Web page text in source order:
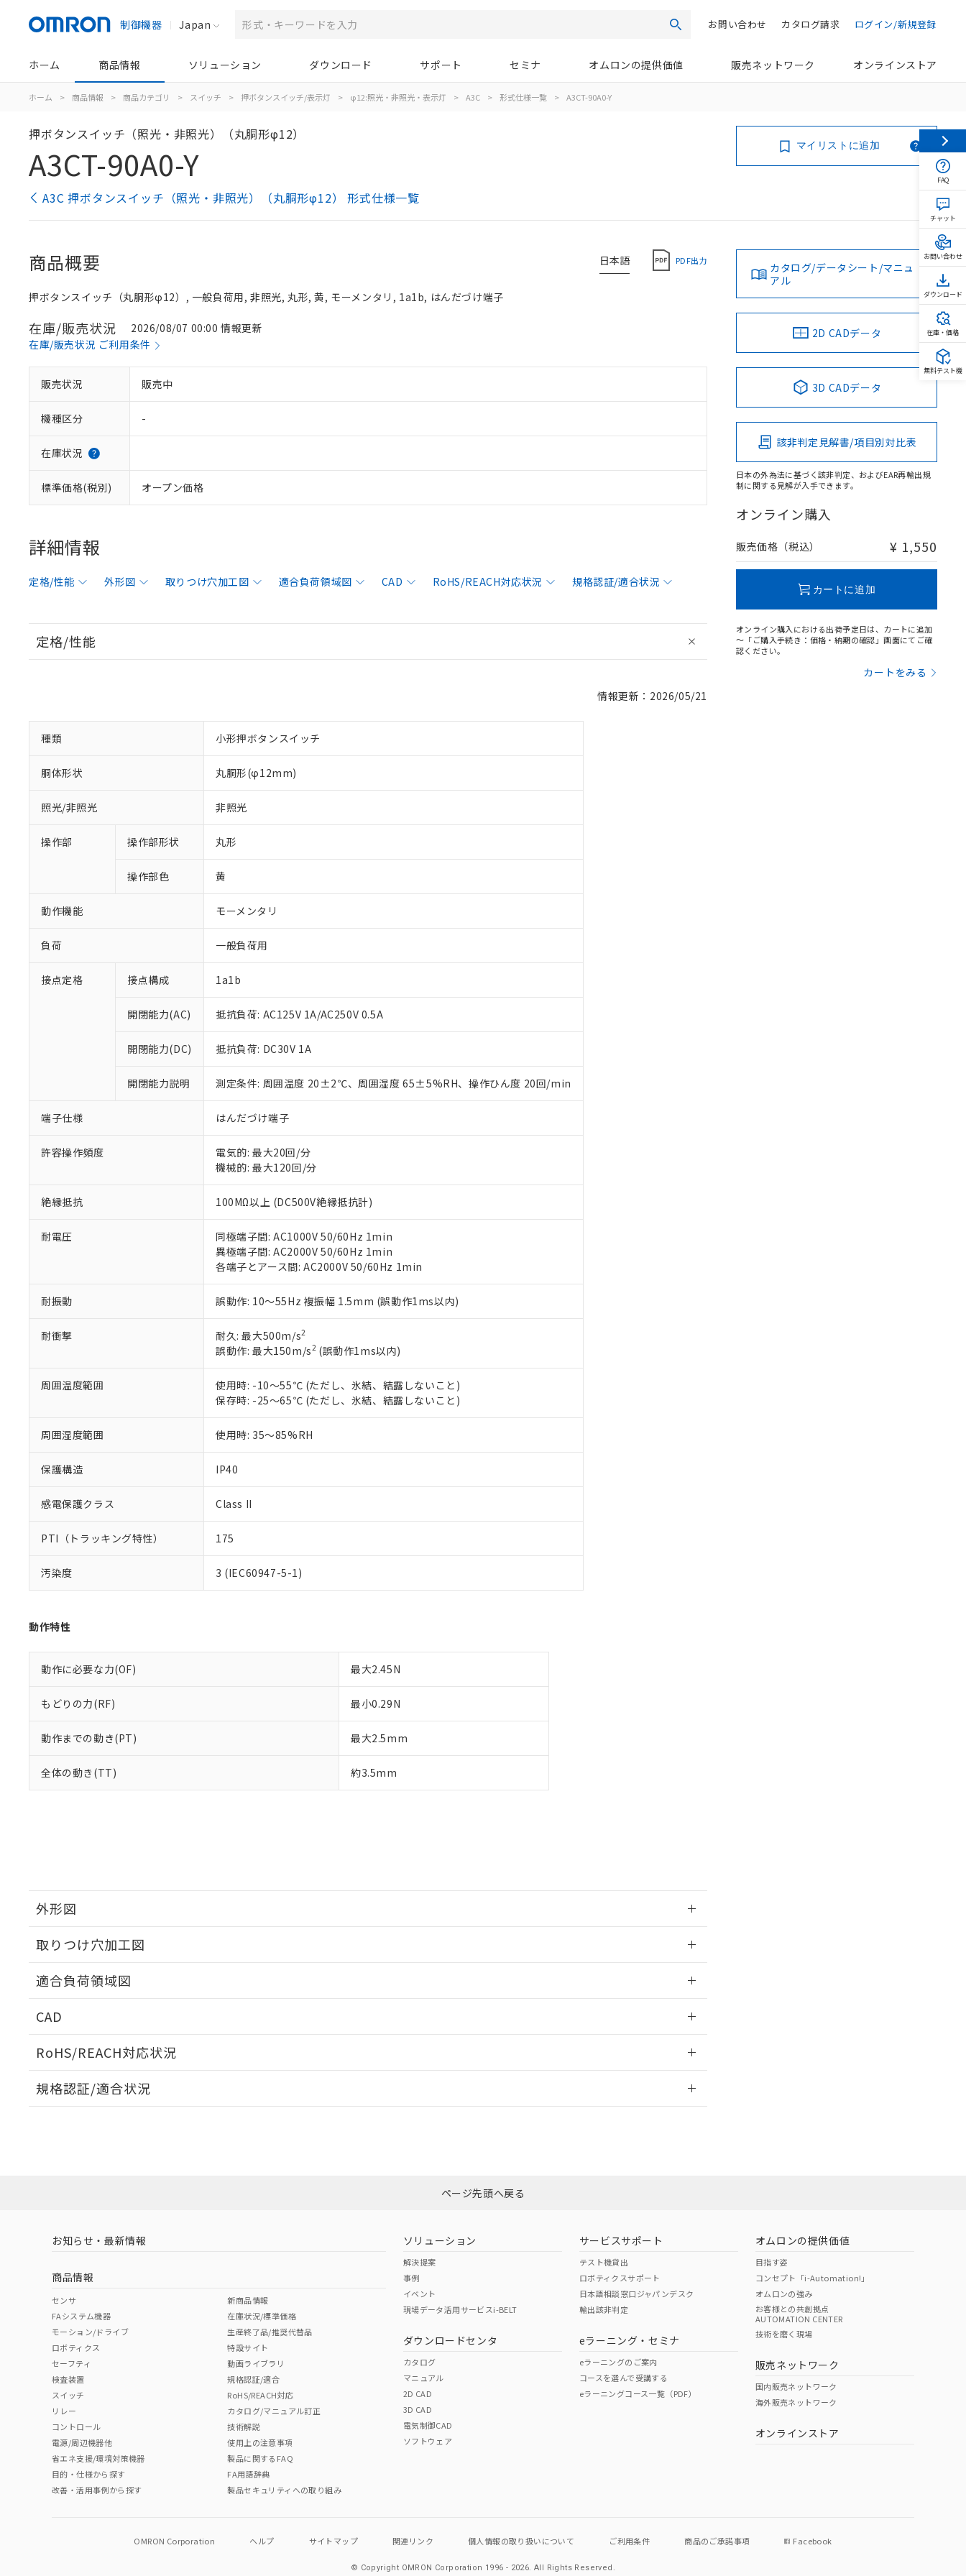
制御機器 Japan 検索 ログイン/新規登録
カタログ請求
お問い合わせ
ホーム 商品情報 ソリューション ダウンロード サポート セミナ オムロンの提供価値 販売ネットワーク オンラインストア
ホーム > 商品情報 > 商品カテゴリ > スイッチ > 押ボタンスイッチ/表示灯 > φ12:照光・非照光・表示灯 > A3C > 形式仕様一覧 > A3CT-90A0-Y
押ボタンスイッチ（照光・非照光）（丸胴形φ12）
A3CT-90A0-Y
A3C 押ボタンスイッチ（照光・非照光）（丸胴形φ12） 形式仕様一覧
マイリストに追加
日本語 PDF出力
商品概要
押ボタンスイッチ（丸胴形φ12）, 一般負荷用, 非照光, 丸形, 黄, モーメンタリ, 1a1b, はんだづけ端子
在庫/販売状況
2026/08/07 00:00 情報更新
在庫/販売状況 ご利用条件
販売状況 販売中
機種区分 -
在庫状況
標準価格(税別) オープン価格
詳細情報
定格/性能 外形図 取りつけ穴加工図 適合負荷領域図 CAD RoHS/REACH対応状況 規格認証/適合状況
定格/性能
情報更新：2026/05/21
種類 小形押ボタンスイッチ
胴体形状 丸胴形(φ12mm)
照光/非照光 非照光
操作部 操作部形状 丸形
操作部色 黄
動作機能 モーメンタリ
負荷 一般負荷用
接点定格 接点構成 1a1b
開閉能力(AC) 抵抗負荷: AC125V 1A/AC250V 0.5A
開閉能力(DC) 抵抗負荷: DC30V 1A
開閉能力説明 測定条件: 周囲温度 20±2℃、周囲湿度 65±5%RH、操作ひん度 20回/min
端子仕様 はんだづけ端子
許容操作頻度
電気的: 最大20回/分
機械的: 最大120回/分
絶縁抵抗 100MΩ以上 (DC500V絶縁抵抗計)
耐電圧
同極端子間: AC1000V 50/60Hz 1min
異極端子間: AC2000V 50/60Hz 1min
各端子とアース間: AC2000V 50/60Hz 1min
耐振動 誤動作: 10～55Hz 複振幅 1.5mm (誤動作1ms以内)
耐衝撃 耐久: 最大500m/s2
誤動作: 最大150m/s2(誤動作1ms以内)
周囲温度範囲
使用時: -10～55℃ (ただし、氷結、結露しないこと)
保存時: -25～65℃ (ただし、氷結、結露しないこと)
周囲湿度範囲 使用時: 35～85%RH
保護構造 IP40
感電保護クラス Class II
PTI（トラッキング特性） 175
汚染度 3 (IEC60947-5-1)
動作特性
動作に必要な力(OF) 最大2.45N
もどりの力(RF) 最小0.29N
動作までの動き(PT) 最大2.5mm
全体の動き(TT) 約3.5mm
外形図
取りつけ穴加工図
適合負荷領域図
CAD
RoHS/REACH対応状況
EU RoHS 注意事項・凡例
ダウンロードはこちら
中国 RoHS 注意事項・凡例
中国 RoHS表
Pb Hg Cr(VI)
O O
"対応済み"や非含有の記載がされた商品であっても、流通在庫等で未対応品が混在する可能性があります。
非含有品が必要な際は、弊社営業部門もしくは販売店へお問い合わせください。
規格認証/適合状況
カタログ/データシート/マニュ
アル
2D CADデータ
3D CADデータ
該非判定見解書/項目別対比表
日本の外為法に基づく該非判定、およびEAR再輸出規
制に関する見解が入手できます。
オンライン購入
販売価格（税込） ¥ 1,550
カートに追加
オンライン購入における出荷予定日は、カートに追加
～「ご購入手続き：価格・納期の確認」画面にてご確
認ください。
カートをみる
ご利用条件
以下の条件をお読みいただき、同意のうえご利用ください。
本サービスは、当社制御機器事業取扱商品の当社在庫状況および標準価格(税抜)を提供させていただ
くものです。
当社制御機器事業取扱商品の中には、本サービスの対象外となる商品もあることをご了承ください。
在庫状況および標準価格照会結果は、記載している更新日時点での社内データに基づき作成されるも
い。
正式な納期状況および標準価格はお客様のお取引先、またはお客様担当のオムロン制御機器販売店・
当社販売員にご相談ください。
オムロン制御機器販売店や当社販売拠点は「
在庫状況および標準価格結果を当社の事前の承諾なく第三者に漏洩または開示しないようお願いしま
す。
マイパーツ機能（部品リスト作成サービス）をご利用いただくには、I-Webメンバーズにご登録され
ている必要があります。
が、当社の製品・サービスに関するお客様との取引・商談に必要な範囲で利用することをご了承くだ
さい。
いる法人を指します。
※1 対応状況
対応予定：EU RoHS指令（10物質）の非含有に対応した製品に切り替える予定のある商品です。
対応予定なし：EU RoHS指令（10物質）の非含有に非対応の商品で、対応品を出す予定はありません。
調査・確認中：EU RoHS指令（10物質）の非含有の対応状況を調査中または確認中の商品です。
非該当品：ライセンス料など無形物で、有害物質有無と関係のない商品です。
仕入先様の事情により、非含有部品としていたものが、含有品と判明した場合などやむを得ず変更すること
があります。
*EU RoHS指令（10物質）：
鉛(Pb) 1000ppm以下、 水銀(Hg) 1000ppm以下、 カドミウム(Cd) 100ppm以下、
六価クロム(Cr(Ⅵ)) 1000ppm以下、ポリ臭化ビフェニル類(PBB) 1000ppm以下、ポリ臭化ジフェニルエーテル類(PBDE) 1000ppm以下、
フタル酸ビス(2-エチルヘキシル) (DEHP)(別名：DOP) 1000ppm以下、フタル酸ブチルベンジル（BBP） 1000ppm以下、フタル酸ジブチ
ル（DBP） 1000ppm以下、フタル酸ジイソブチル (DIBP) 1000ppm以下
但し、RoHS指令で産業用監視および制御機器に対する適用除外項目は除く。
フタル酸エステル類の４物質については閾値を超える意図的な使用がないことを確認しています。
※2 対応予定月
部品在庫の切り替え状況などにより、予定月が前後することがあります。
※3 非含有証明書ダウンロード
EU RoHS指令（10物質）の非含有証明書
51物質の非含有証明書（当社基準）
※本証明書は発行日時点で非含有を証明するもので、過去に遡って非含有を証明するものではありません。
また、RoHS指令のフタル酸エステル類４物質の対応では、対応完了までの期間は出荷製品に未対応品が
り割愛しております。
「○」：最大均質材料含有率が中国RoHSの基準値以下であることを示します。
「×」：最大均質材料含有率が中国RoHSの基準値を超えていることを示します。
「－」：未確認です。当社販売部門へお問い合わせください。
*中国RoHS10物質の基準値 (GB/T26572)：
DBP(フタル酸ジブチル) : 1000ppm、 DIBP(フタル酸ジイソブチル) : 1000ppm、 BBP(フタル酸ブチルベンジル) : 1000ppm、
※2 環境保護使用期限
「ｅ」：有害物質（10物質）のすべてが基準値以下であることを示します。
「10」：通常の使用状況下において有害物質が外部に漏えいし、環境に深刻な影響を及ぼさない年数を意
味します。
「－」：未確認です。当社販売部門へお問い合わせください。
当社は、これら貴社製品のうち、外国為替および外国貿易法に定める商品（以下｢規制貨物等」とい
う）を輸出または国外への提供する場合は、日本国政府の輸出許可(または役務取引許可)を取得する
などの必要な手続きをとります。
当社は規制貨物を破棄する場合は、完全に破砕するなど、違法に輸出されないよう必要な手段を講じ
当社は貴社製品を、核兵器、ミサイル、化学兵器、生物兵器またはその他武器並びにこれらの製造装
置等に一切使用いたしません。
当社は、貴社製品を第三者に販売する場合は、上記1、2および3の内容を当該第三者に通知します。
また当社は、販売先および販売に係わる関係者が違法に輸出するおそれがある場合は、取り引きをい
たしません。
記
号
説明
○ 一定数以上の在庫あり
△ 一定数には満たないが在庫あり
－
在庫なし(最新の在庫状況については、お客様のお取引先、またはお客様担当のオムロン制御
機器販売店・当社販売員にご確認ください)
空
白
受注生産機種、また在庫状況の情報を公開していない機種
ページ先頭へ戻る
お知らせ・最新情報
商品情報
センサ
FAシステム機器
モーション/ドライブ
ロボティクス
セーフティ
検査装置
スイッチ
リレー
コントロール
電源/周辺機器他
省エネ支援/環境対策機器
目的・仕様から探す
改善・活用事例から探す
新商品情報
在庫状況/標準価格
生産終了品/推奨代替品
特設サイト
動画ライブラリ
規格認証/適合
RoHS/REACH対応
カタログ/マニュアル訂正
技術解説
使用上の注意事項
製品に関するFAQ
FA用語辞典
製品セキュリティへの取り組み
ソリューション
解決提案
事例
イベント
現場データ活用サービスi-BELT
ダウンロードセンタ
カタログ
マニュアル
2D CAD
3D CAD
電気制御CAD
ソフトウェア
サービスサポート
テスト機貸出
ロボティクスサポート
日本語相談窓口ジャパンデスク
輸出該非判定
eラーニング・セミナ
eラーニングのご案内
コースを選んで受講する
eラーニングコース一覧（PDF）
オムロンの提供価値
目指す姿
コンセプト「i-Automation!」
オムロンの強み
お客様との共創拠点
AUTOMATION CENTER
技術を磨く現場
販売ネットワーク
国内販売ネットワーク
海外販売ネットワーク
オンラインストア
OMRON Corporation ヘルプ サイトマップ 関連リンク 個人情報の取り扱いについて ご利用条件 商品のご承諾事項 Facebook
© Copyright OMRON Corporation 1996 - 2026.All Rights Reserved.
FAQ
チャット
お問い合わせ
ダウンロード
在庫・価格
無料テスト機